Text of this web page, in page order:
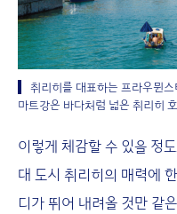
취리히를 대표하는 프라우뮌
마트강은 바다처럼 넓은 취리
이렇게 체감할 수 있을 정
대 도시 취리히의 매력에
디가 뛰어 내려올 것만 같